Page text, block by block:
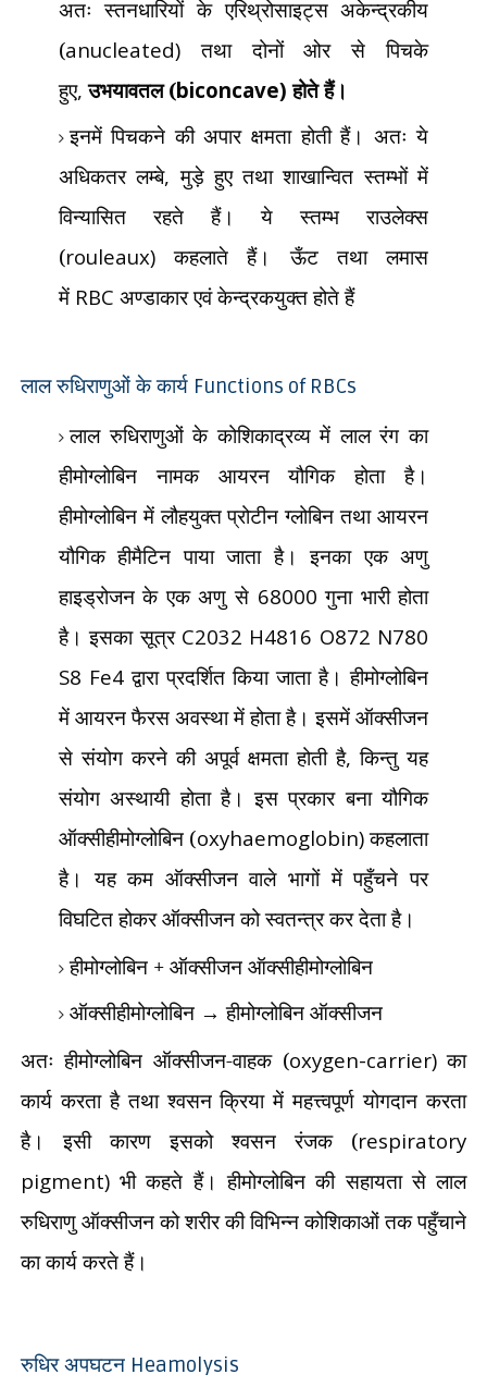
अतः स्तनधारियों के एरिथ्रोसाइट्स अकेन्द्रकीय
(anucleated)तथादोनों ओर से पिचके
हुए,उभयावतल (biconcave)होते हैं।
इनमें पिचकने की अपार क्षमता होती हैं। अतः ये
अधिकतर लम्बे,मुड़े हुएतथा शाखान्वित स्तम्भों में
विन्यासित रहते हैं। ये स्तम्भ राउलेक्स
(rouleaux)कहलाते हैं। ऊँट तथा लमास
में RBC अण्डाकार एवं केन्द्रकयुक्त होते हैं
लाल रुधिराणुओं के कार्य Functions of RBCs
लाल रुधिराणुओं के कोशिकाद्रव्य में लाल रंग का
हीमोग्लोबिन नामक आयरन यौगिक होता है।
हीमोग्लोबिन में लौहयुक्त प्रोटीन ग्लोबिन तथा आयरन
यौगिक हीमैटिन पाया जाता है। इनका एक अणु
हाइड्रोजन के एक अणु से 68000 गुना भारी होता
है। इसका सूत्र C2032 H4816 O872 N780
S8 Fe4द्वारा प्रदर्शित किया जाता है। हीमोग्लोबिन
में आयरन फैरस अवस्था में होता है। इसमें ऑक्सीजन
से संयोग करने की अपूर्व क्षमता होती है,किन्तु यह
संयोग अस्थायी होता है। इस प्रकार बना यौगिक
ऑक्सीहीमोग्लोबिन (oxyhaemoglobin)कहलाता
है। यह कम ऑक्सीजन वाले भागों में पहुँचने पर
विघटित होकर ऑक्सीजन को स्वतन्त्र कर देता है।
हीमोग्लोबिन + ऑक्सीजन ऑक्सीहीमोग्लोबिन
ऑक्सीहीमोग्लोबिन →हीमोग्लोबिन ऑक्सीजन
अतः हीमोग्लोबिन ऑक्सीजन-वाहक (oxygen-carrier)का
कार्य करता है तथा श्वसन क्रिया में महत्त्वपूर्ण योगदान करता
है। इसी कारण इसको श्वसन रंजक (respiratory
pigment)भी कहते हैं। हीमोग्लोबिन की सहायता से लाल
रुधिराणु ऑक्सीजन को शरीर की विभिन्न कोशिकाओं तक पहुँचाने
का कार्य करते हैं।
रुधिर अपघटन Heamolysis